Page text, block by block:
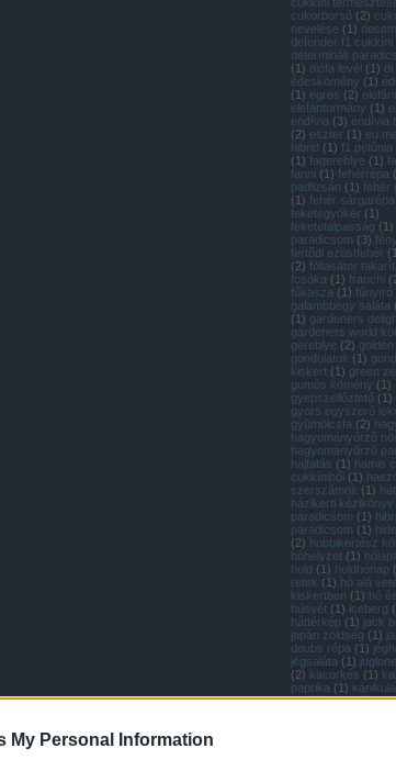
My Personal Information
cukorborsó (2)
nevelése (1)
defender f1 cukkíni
determinált
(1) diófa levél (1) di
édeskömény (1)
(1) egres (2)
elefántormány (1)
endívia (3) endívia
(2) eszter (1) eu
hibrid (1) f1 petúnia
(1) fagereblye (1)
fanni (1) fehérrépa (
padlizsán (1) fehér
(1) fehér sárgarépa
feketegyökér (1)
feketetalpasság (1)
paradicsom (3)
fertődi ezüstfehér (1
(2) fóliasátor
fosóka (1) franchi (
fűkasza (1) fűnyíró
galambbegy saláta (
(1) gardeners
gardeners world
gereblye (2)
gondolatok (1)
kiskert (1) green
gumós kömény (1)
gyepszellőztető (1)
gyors egyszerű
gyümölcsfa (2)
hagyományőrző
hagyományőrző
hajtatás (1) hamis
cukkíniből (1)
szerszámok (1)
házikerti kézikönyv
paradicsom (1)
paradicsom (1)
(2) hobbikertész
hóhelyzet (1)
hold (1) holdhónap (
retek (1) hó alá
kiskertben (1) hó
húsvét (1) iceberg (
háttérkép (1) jack
japán zöldség (1)
doubs répa (1)
jégsaláta (1) juglone
(2) kacorkés (1)
paprika (1) kánikula
kapálás (1)